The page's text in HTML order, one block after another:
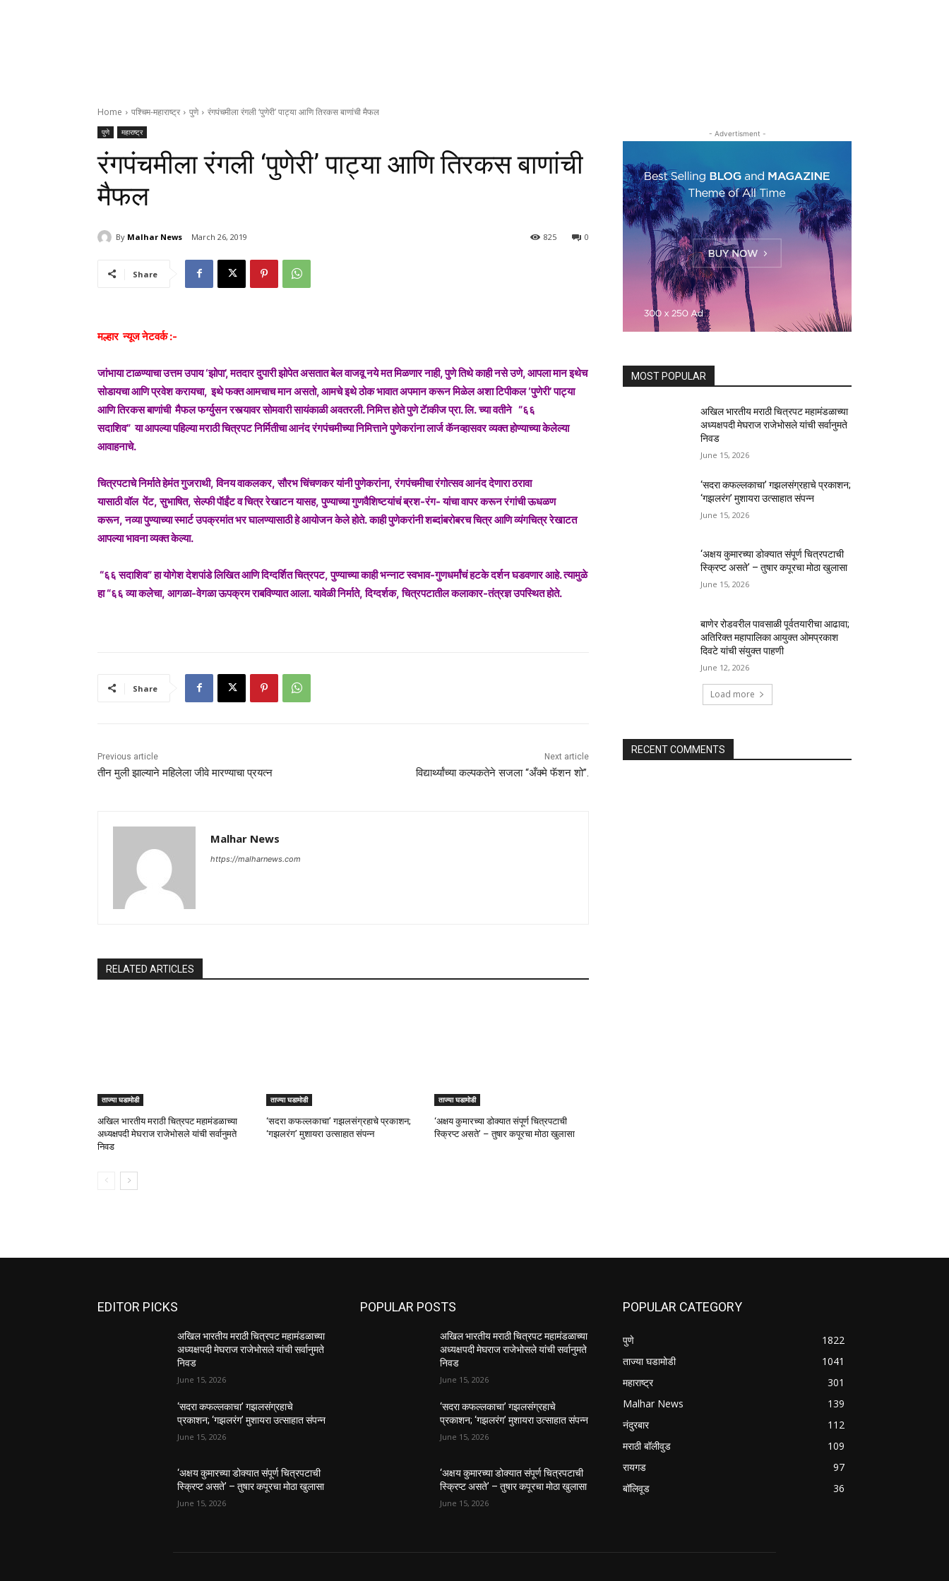
Home पश्चिम-महाराष्ट्र पुणे रंगपंचमीला रंगली ‘पुणेरी’ पाट्या आणि तिरकस बाणांची मैफल
पुणे महाराष्ट्र
रंगपंचमीला रंगली ‘पुणेरी’ पाट्या आणि तिरकस बाणांची
मैफल
By Malhar News March 26, 2019 0
825
Share
मल्हार न्यूज नेटवर्क :-
जांभाया टाळण्याचा उत्तम उपाय ‘झोपा’, मतदार दुपारी झोपेत असतात बेल वाजवू नये मत मिळणार नाही, पुणे तिथे काही नसे उणे, आपला मान इथेच
सोडायचा आणि प्रवेश करायचा, इथे फक्त आमचाच मान असतो, आमचे इथे ठोक भावात अपमान करून मिळेल अशा टिपीकल ‘पुणेरी’ पाट्या
आणि तिरकस बाणांची मैफल फर्ग्युसन रस्त्यावर सोमवारी सायंकाळी अवतरली. निमित्त होते पुणे टॅाकीज प्रा. लि. च्या वतीने “६६
सदाशिव” या आपल्या पहिल्या मराठी चित्रपट निर्मितीचा आनंद रंगपंचमीच्या निमित्ताने पुणेकरांना लार्ज कॅनव्हासवर व्यक्त होण्याच्या केलेल्या
आवाहनाचे.
चित्रपटाचे निर्माते हेमंत गुजराथी, विनय वाकलकर, सौरभ चिंचणकर यांनी पुणेकरांना, रंगपंचमीचा रंगोत्सव आनंद देणारा ठरावा
यासाठी वॉल पेंट, सुभाषित, सेल्फी पॅाईंट व चित्र रेखाटन यासह, पुण्याच्या गुणवैशिष्टयांचं ब्रश-रंग- यांचा वापर करून रंगांची ऊधळण
करून, नव्या पुण्याच्या स्मार्ट उपक्रमांत भर घालण्यासाठी हे आयोजन केले होते. काही पुणेकरांनी शब्दांबरोबरच चित्र आणि व्यंगचित्र रेखाटत
आपल्या भावना व्यक्त केल्या.
“६६ सदाशिव” हा योगेश देशपांडे लिखित आणि दिग्दर्शित चित्रपट, पुण्याच्या काही भन्नाट स्वभाव-गुणधर्मांचं हटके दर्शन घडवणार आहे. त्यामुळे
हा “६६ व्या कलेचा, आगळा-वेगळा ऊपक्रम राबविण्यात आला. यावेळी निर्माते, दिग्दर्शक, चित्रपटातील कलाकार-तंत्रज्ञ उपस्थित होते.
Share
Previous article
तीन मुली झाल्याने महिलेला जीवे मारण्याचा प्रयत्न
Next article
विद्यार्थ्यांच्या कल्पकतेने सजला “अँक्मे फॅशन शो”.
Malhar News
https://malharnews.com
RELATED ARTICLES
ताज्या घडामोडी
अखिल भारतीय मराठी चित्रपट महामंडळाच्या
अध्यक्षपदी मेघराज राजेभोसले यांची सर्वानुमते
निवड
ताज्या घडामोडी
‘सदरा कफल्लकाचा’ गझलसंग्रहाचे प्रकाशन;
‘गझलरंग’ मुशायरा उत्साहात संपन्न
ताज्या घडामोडी
‘अक्षय कुमारच्या डोक्यात संपूर्ण चित्रपटाची
स्क्रिप्ट असते’ – तुषार कपूरचा मोठा खुलासा
- Advertisment -
MOST POPULAR
अखिल भारतीय मराठी चित्रपट महामंडळाच्या
अध्यक्षपदी मेघराज राजेभोसले यांची सर्वानुमते
निवड
June 15, 2026
‘सदरा कफल्लकाचा’ गझलसंग्रहाचे प्रकाशन;
‘गझलरंग’ मुशायरा उत्साहात संपन्न
June 15, 2026
‘अक्षय कुमारच्या डोक्यात संपूर्ण चित्रपटाची
स्क्रिप्ट असते’ – तुषार कपूरचा मोठा खुलासा
June 15, 2026
बाणेर रोडवरील पावसाळी पूर्वतयारीचा आढावा;
अतिरिक्त महापालिका आयुक्त ओमप्रकाश
दिवटे यांची संयुक्त पाहणी
June 12, 2026
Load more
RECENT COMMENTS
EDITOR PICKS
अखिल भारतीय मराठी चित्रपट महामंडळाच्या
अध्यक्षपदी मेघराज राजेभोसले यांची सर्वानुमते
निवड
June 15, 2026
‘सदरा कफल्लकाचा’ गझलसंग्रहाचे
प्रकाशन; ‘गझलरंग’ मुशायरा उत्साहात संपन्न
June 15, 2026
‘अक्षय कुमारच्या डोक्यात संपूर्ण चित्रपटाची
स्क्रिप्ट असते’ – तुषार कपूरचा मोठा खुलासा
June 15, 2026
POPULAR POSTS
अखिल भारतीय मराठी चित्रपट महामंडळाच्या
अध्यक्षपदी मेघराज राजेभोसले यांची सर्वानुमते
निवड
June 15, 2026
‘सदरा कफल्लकाचा’ गझलसंग्रहाचे
प्रकाशन; ‘गझलरंग’ मुशायरा उत्साहात संपन्न
June 15, 2026
‘अक्षय कुमारच्या डोक्यात संपूर्ण चित्रपटाची
स्क्रिप्ट असते’ – तुषार कपूरचा मोठा खुलासा
June 15, 2026
POPULAR CATEGORY
पुणे
1822
ताज्या घडामोडी
1041
महाराष्ट्र
301
Malhar News
139
नंदुरबार
112
मराठी बॉलीवुड
109
रायगड
97
बॉलिवूड
36